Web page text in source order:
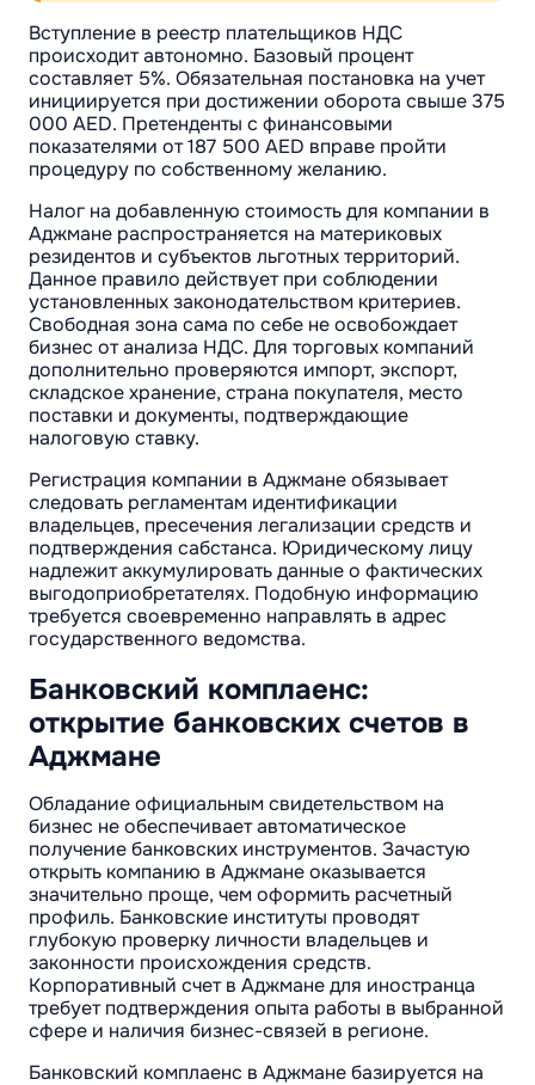
Вступление в реестр плательщиков НДС
происходит автономно. Базовый процент
составляет 5%. Обязательная постановка на учет
инициируется при достижении оборота свыше 375
000 AED. Претенденты с финансовыми
показателями от 187 500 AED вправе пройти
процедуру по собственному желанию.
Налог на добавленную стоимость для компании в
Аджмане распространяется на материковых
резидентов и субъектов льготных территорий.
Данное правило действует при соблюдении
установленных законодательством критериев.
Свободная зона сама по себе не освобождает
бизнес от анализа НДС. Для торговых компаний
дополнительно проверяются импорт, экспорт,
складское хранение, страна покупателя, место
поставки и документы, подтверждающие
налоговую ставку.
Регистрация компании в Аджмане обязывает
следовать регламентам идентификации
владельцев, пресечения легализации средств и
подтверждения сабстанса. Юридическому лицу
надлежит аккумулировать данные о фактических
выгодоприобретателях. Подобную информацию
требуется своевременно направлять в адрес
государственного ведомства.
Банковский комплаенс:
открытие банковских счетов в
Аджмане
Обладание официальным свидетельством на
бизнес не обеспечивает автоматическое
получение банковских инструментов. Зачастую
открыть компанию в Аджмане оказывается
значительно проще, чем оформить расчетный
профиль. Банковские институты проводят
глубокую проверку личности владельцев и
законности происхождения средств.
Корпоративный счет в Аджмане для иностранца
требует подтверждения опыта работы в выбранной
сфере и наличия бизнес-связей в регионе.
Банковский комплаенс в Аджмане базируется на